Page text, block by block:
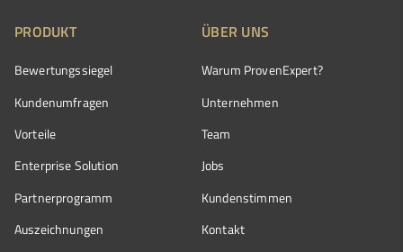
PRODUKT
Bewertungssiegel
Kundenumfragen
Vorteile
Enterprise Solution
Partnerprogramm
Auszeichnungen
ÜBER UNS
Warum ProvenExpert?
Unternehmen
Team
Jobs
Kundenstimmen
Kontakt